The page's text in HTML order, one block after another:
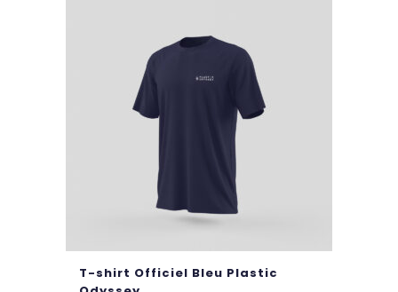
T-shirt Officiel Bleu Plastic